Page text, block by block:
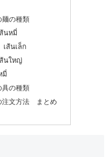
麺の種類
นหมี่
ส้นเล็ก
นใหญ่
มี่
具の種類
注文方法 まとめ